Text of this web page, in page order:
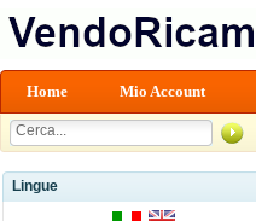
Home Mio Account
Lingue